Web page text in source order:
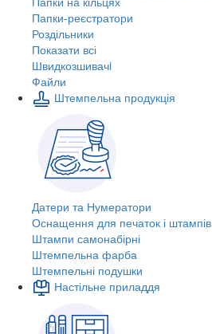
Папки-реєстратори
Роздільники
Показати всі
Швидкозшивачi
Файли
Штемпельна продукція
Датери та Нумератори
Оснащення для печаток і штампів
Штампи самонабірні
Штемпельна фарба
Штемпельні подушки
Настільне приладдя